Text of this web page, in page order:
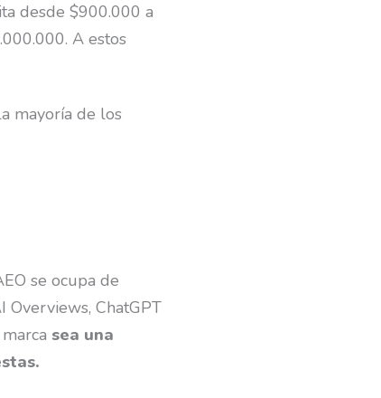
desde $900.000 a
A estos
mayoría de los
se ocupa de
ChatGPT
sea una